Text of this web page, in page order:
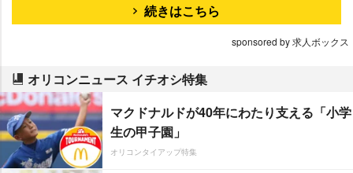
続きはこちら
sponsored by 求人ボックス
オリコンニュース イチオシ特集
マクドナルドが40年にわたり支える「小学
生の甲子園」
オリコンタイアップ特集